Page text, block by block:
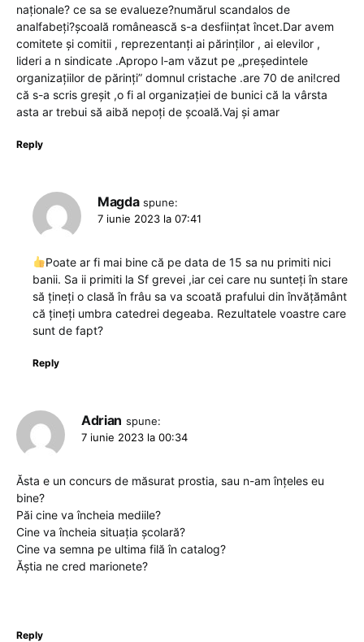
naționale? ce sa se evalueze?numărul scandalos de
analfabeți?școală românească s-a desființat încet.Dar avem
comitete și comitii , reprezentanți ai părinților , ai elevilor ,
lideri a n sindicate .Apropo l-am văzut pe „președintele
organizațiilor de părinți” domnul cristache .are 70 de ani!cred
că s-a scris greșit ,o fi al organizației de bunici că la vârsta
asta ar trebui să aibă nepoți de școală.Vaj și amar
Reply
Magda spune:
7 iunie 2023 la 07:41
Poate ar fi mai bine că pe data de 15 sa nu primiti nici
banii. Sa ii primiti la Sf grevei ,iar cei care nu sunteți în stare
să țineți o clasă în frâu sa va scoată prafului din învățământ
că țineți umbra catedrei degeaba. Rezultatele voastre care
sunt de fapt?
Reply
Adrian spune:
7 iunie 2023 la 00:34
Ăsta e un concurs de măsurat prostia, sau n-am înțeles eu
bine?
Păi cine va încheia mediile?
Cine va încheia situația școlară?
Cine va semna pe ultima filă în catalog?
Ăștia ne cred marionete?
Reply